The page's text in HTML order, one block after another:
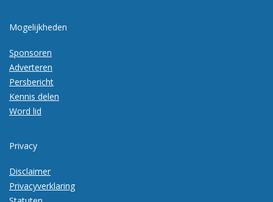
Mogelijkheden
Sponsoren
Adverteren
Persbericht
Kennis delen
Word lid
Privacy
Disclaimer
Privacyverklaring